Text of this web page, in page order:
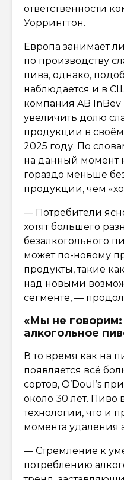
ответственности
Уоррингтон.
Европа занимает
по производству
пива, однако,
наблюдается и в
компания AB InBev
увеличить долю
продукции в
2025 году. По
на данный момент
гораздо меньше
продукции, чем
— Потребители
хотят большего
безалкогольного
может по-новому
продукты, такие как
над новыми
сегменте, —
«Мы не говорим:
алкогольное
В то время как на
появляется всё
сортов, O’Doul’s
около 30 лет. Пиво
технологии, что и
момента удаления
— Стремление к
потреблению